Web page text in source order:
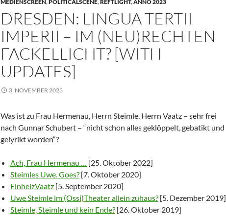
MEDIENSCREEN, POLITICALSCENE, REFTLIGHT,ANNO 2023
DRESDEN: LINGUA TERTII
IMPERII – IM (NEU)RECHTEN
FACKELLICHT? [WITH
UPDATES]
3. NOVEMBER 2023
Was ist zu Frau Hermenau, Herrn Steimle, Herrn Vaatz – sehr frei
nach Gunnar Schubert – “nicht schon alles geklöppelt, gebatikt und
gelyrikt worden“?
Ach, Frau Hermenau … [25. Oktober 2022]
Steimles Uwe. Goes? [7. Oktober 2020]
EinheizVaatz [5. September 2020]
Uwe Steimle im (Ossi)Theater allein zuhaus? [5. Dezember 2019]
Steimle, Steimle und kein Ende? [26. Oktober 2019]